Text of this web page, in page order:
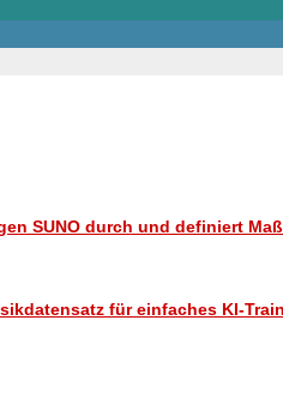
SUNO durch und definiert
für einfaches KI-